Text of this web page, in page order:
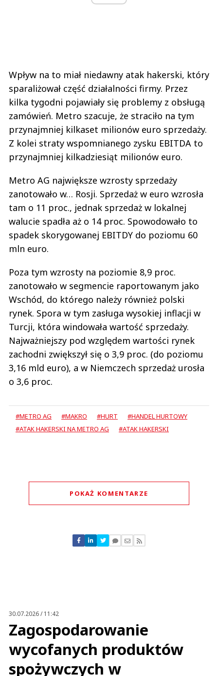
Wpływ na to miał niedawny atak hakerski, który
sparaliżował część działalności firmy. Przez
kilka tygodni pojawiały się problemy z obsługą
zamówień. Metro szacuje, że straciło na tym
przynajmniej kilkaset milionów euro sprzedaży.
Z kolei straty wspomnianego zysku EBITDA to
przynajmniej kilkadziesiąt milionów euro.
Metro AG największe wzrosty sprzedaży
zanotowało w… Rosji. Sprzedaż w euro wzrosła
tam o 11 proc., jednak sprzedaż w lokalnej
walucie spadła aż o 14 proc. Spowodowało to
spadek skorygowanej EBITDY do poziomu 60
mln euro.
Poza tym wzrosty na poziomie 8,9 proc.
zanotowało w segmencie raportowanym jako
Wschód, do którego należy również polski
rynek. Spora w tym zasługa wysokiej inflacji w
Turcji, która windowała wartość sprzedaży.
Najważniejszy pod względem wartości rynek
zachodni zwiększył się o 3,9 proc. (do poziomu
3,16 mld euro), a w Niemczech sprzedaż urosła
o 3,6 proc.
#METRO AG #MAKRO #HURT
#HANDEL HURTOWY
#ATAK HAKERSKI NA METRO AG
#ATAK HAKERSKI
POKAŻ KOMENTARZE
Nie znaleziono komentarzy
Zostaw swoje komentarze
30.07.2026 / 11:42
Zagospodarowanie
wycofanych produktów
spożywczych w